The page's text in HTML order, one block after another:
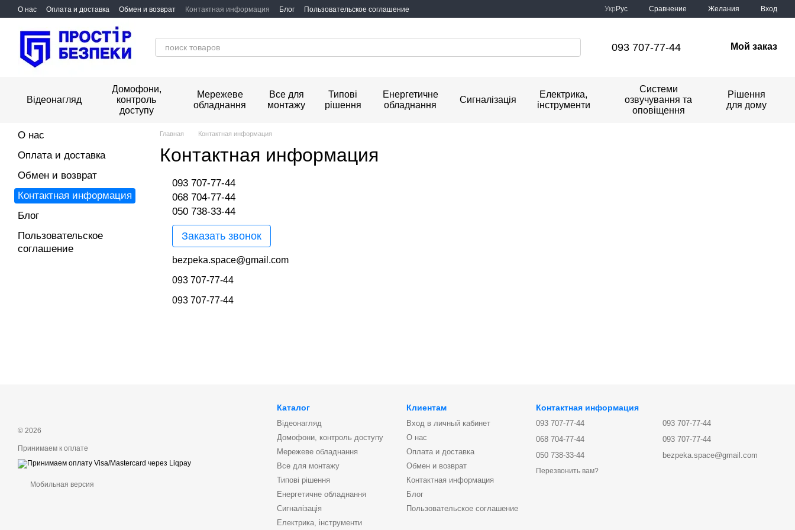
Перейти к основному контенту
О нас Оплата и доставка Обмен и возврат Контактная информация Блог Пользовательское соглашение Укр Рус Сравнение Желания Вход
093 707-77-44 Мой заказ
Відеонагляд
Домофони,
контроль
доступу
Мережеве
обладнання
Все для
монтажу
Типові
рішення
Енергетичне
обладнання
Сигналізація
Електрика,
інструменти
Системи
озвучування та
оповіщення
Рішення
для дому
Главная Контактная информация
Контактная информация
093 707-77-44
068 704-77-44
050 738-33-44
Заказать звонок
bezpeka.space@gmail.com
093 707-77-44
093 707-77-44
О нас
Оплата и доставка
Обмен и возврат
Контактная информация
Блог
Пользовательское
соглашение
© 2026
Принимаем к оплате
Мобильная версия
Каталог
Відеонагляд
Домофони, контроль доступу
Мережеве обладнання
Все для монтажу
Типові рішення
Енергетичне обладнання
Сигналізація
Електрика, інструменти
Клиентам
Вход в личный кабинет
О нас
Оплата и доставка
Обмен и возврат
Контактная информация
Блог
Пользовательское соглашение
Контактная информация
093 707-77-44
068 704-77-44
050 738-33-44
Перезвонить вам?
093 707-77-44
093 707-77-44
bezpeka.space@gmail.com